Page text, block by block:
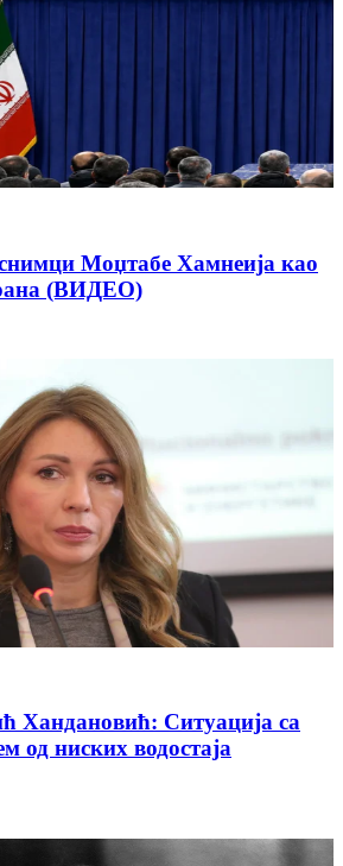
Моџтабе Хамнеија као
(ВИДЕО)
Хандановић: Ситуација са
од ниских водостаја